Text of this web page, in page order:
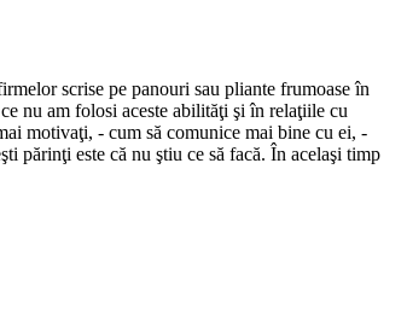
scrise pe panouri sau pliante frumoase în
nu am folosi aceste abilităţi şi în relaţiile cu
motivaţi, - cum să comunice mai bine cu ei, -
părinţi este că nu ştiu ce să facă. În acelaşi timp